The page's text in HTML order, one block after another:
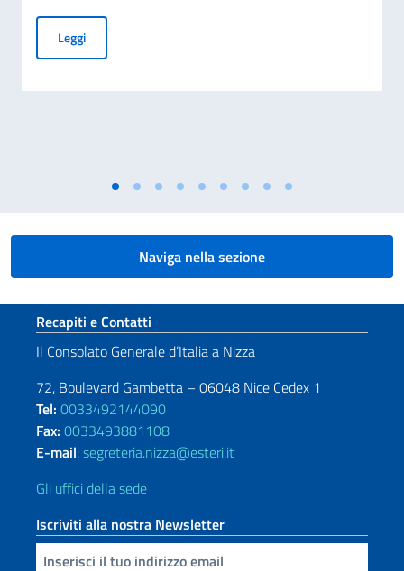
LeggiElezioni Com.It.Es. 2026
Naviga nella sezione
Sezione footer
Recapiti e Contatti
Il Consolato Generale d’Italia a Nizza
72, Boulevard Gambetta – 06048 Nice Cedex 1
Tel: 0033492144090
Fax: 0033493881108
E-mail:segreteria.nizza@esteri.it
Gli uffici della sede
Iscriviti alla nostra Newsletter
Inserisci la tua email